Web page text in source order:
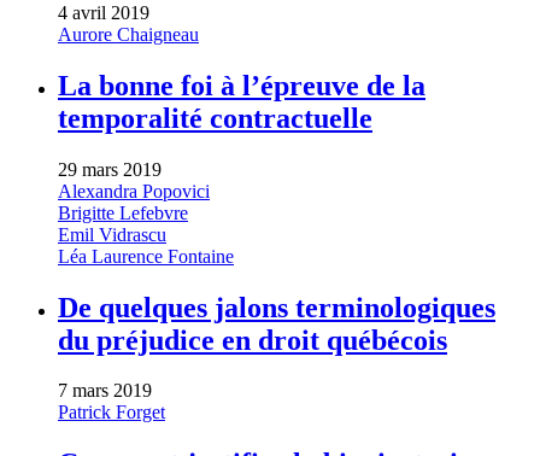
4 avril 2019
Aurore Chaigneau
La bonne foi à l’épreuve de la
temporalité contractuelle
29 mars 2019
Alexandra Popovici
Brigitte Lefebvre
Emil Vidrascu
Léa Laurence Fontaine
De quelques jalons terminologiques
du préjudice en droit québécois
7 mars 2019
Patrick Forget